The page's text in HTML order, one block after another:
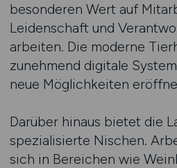
besonderen Wert auf
Leidenschaft und
arbeiten. Die moderne
zunehmend digitale
neue Möglichkeiten
Darüber hinaus bietet die
spezialisierte Nischen.
sich in Bereichen wie